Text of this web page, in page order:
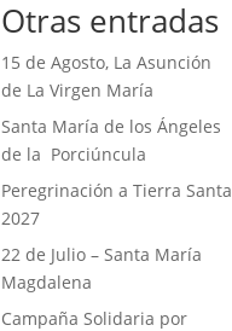
Otras entradas
15 de Agosto, La Asunción
de La Virgen María
Santa María de los Ángeles
de la Porciúncula
Peregrinación a Tierra Santa
2027
22 de Julio – Santa María
Magdalena
Campaña Solidaria por